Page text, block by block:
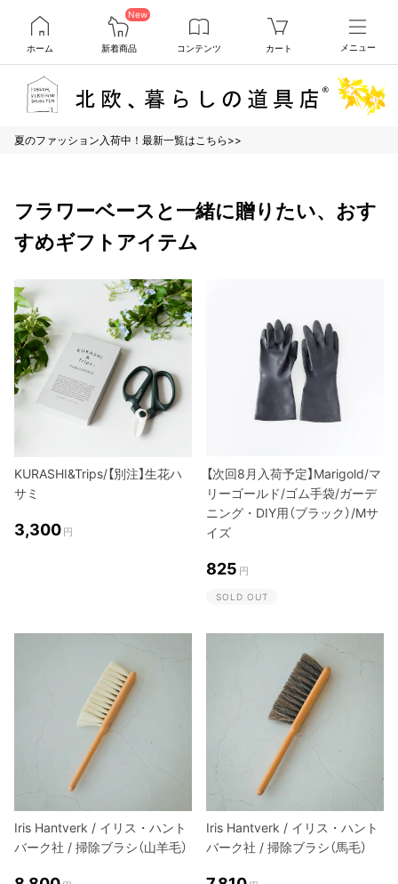
ホーム
New
新着商品 コンテンツ カート メニュー
夏のファッション入荷中！最新一覧はこちら>>
フラワーベースと一緒に贈りたい、おす
すめギフトアイテム
KURASHI&Trips/【別注】生花ハ
サミ
3,300 円
【次回8月入荷予定】Marigold/マ
リーゴールド/ゴム手袋/ガーデ
ニング・DIY用（ブラック）/Mサ
イズ
825 円
SOLD OUT
Iris Hantverk / イリス・ハント
バーク社 / 掃除ブラシ（山羊毛）
Iris Hantverk / イリス・ハント
バーク社 / 掃除ブラシ（馬毛）